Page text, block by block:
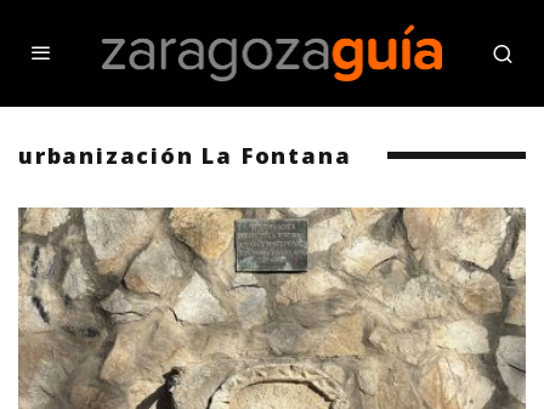
urbanización La Fontana